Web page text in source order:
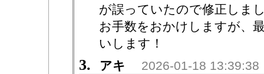
が誤っていたので修正しま
お手数をおかけしますが、
いします！
3. アキ
2026-01-18 13:39:38